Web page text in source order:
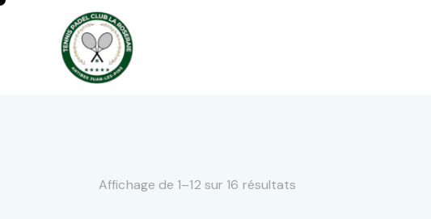
Affichage de 1–12 sur 16 résultats